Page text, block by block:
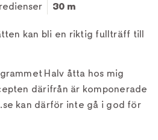
30 m
kan bli en riktig fullträff till
Halv åtta hos mig
därifrån är komponerade
kan därför inte gå i god för